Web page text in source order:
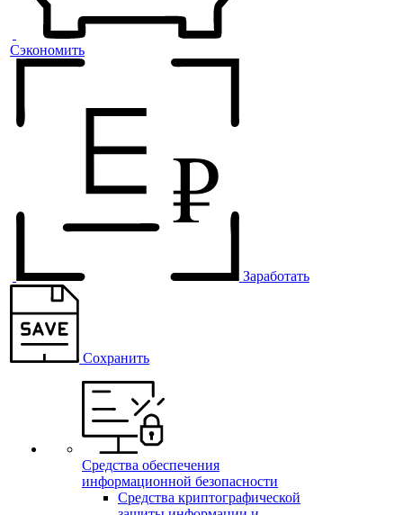
Сэкономить
Заработать
Сохранить
Средства обеспечения
информационной безопасности
Средства криптографической